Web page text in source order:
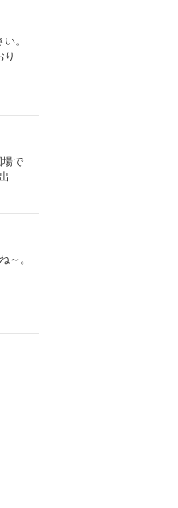
。
り
で
...
～。